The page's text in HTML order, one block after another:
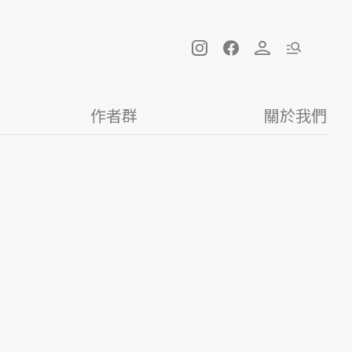
作者群 關於我們